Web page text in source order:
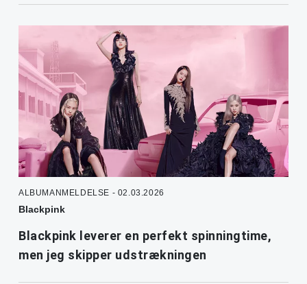
ALBUMANMELDELSE - 02.03.2026
Blackpink
Blackpink leverer en perfekt spinningtime,
men jeg skipper udstrækningen